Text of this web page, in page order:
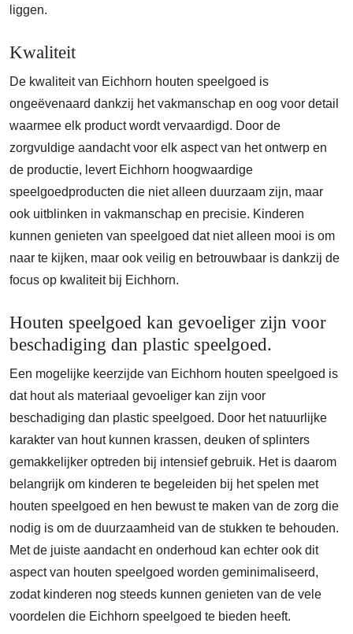
liggen.
Kwaliteit
De kwaliteit van Eichhorn houten speelgoed is
ongeëvenaard dankzij het vakmanschap en oog voor detail
waarmee elk product wordt vervaardigd. Door de
zorgvuldige aandacht voor elk aspect van het ontwerp en
de productie, levert Eichhorn hoogwaardige
speelgoedproducten die niet alleen duurzaam zijn, maar
ook uitblinken in vakmanschap en precisie. Kinderen
kunnen genieten van speelgoed dat niet alleen mooi is om
naar te kijken, maar ook veilig en betrouwbaar is dankzij de
focus op kwaliteit bij Eichhorn.
Houten speelgoed kan gevoeliger zijn voor
beschadiging dan plastic speelgoed.
Een mogelijke keerzijde van Eichhorn houten speelgoed is
dat hout als materiaal gevoeliger kan zijn voor
beschadiging dan plastic speelgoed. Door het natuurlijke
karakter van hout kunnen krassen, deuken of splinters
gemakkelijker optreden bij intensief gebruik. Het is daarom
belangrijk om kinderen te begeleiden bij het spelen met
houten speelgoed en hen bewust te maken van de zorg die
nodig is om de duurzaamheid van de stukken te behouden.
Met de juiste aandacht en onderhoud kan echter ook dit
aspect van houten speelgoed worden geminimaliseerd,
zodat kinderen nog steeds kunnen genieten van de vele
voordelen die Eichhorn speelgoed te bieden heeft.